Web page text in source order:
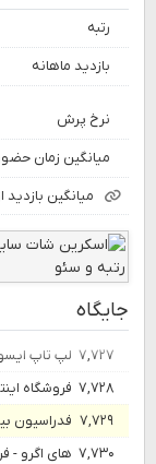
رتبه
بازدید ماهانه
نرخ پرش
میانگین زمان
میانگین
جایگاه
۷,۷۲۷
۷,۷۲۸
۷,۷۲۹
۷,۷۳۰